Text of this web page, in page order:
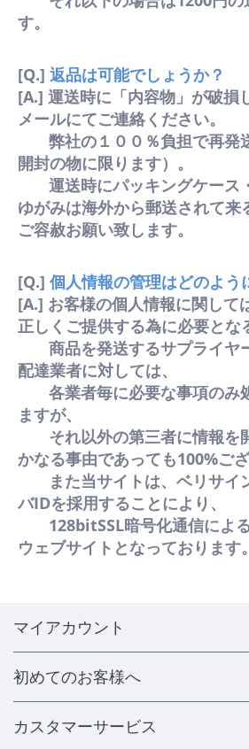
す。
[Q.] 返品は可能でしょうか？
[A.] 運送時に「内容物」が破損
メールにてご連絡ください。
弊社の１００％負担で再発
開封の物に限ります）。
運送時にパッキングケース
ゆがみは海外から郵送されて来
ご容赦お願い致します。
[Q.] 個人情報の管理はどのよう
[A.] お客様の個人情報に関して
正しくご提供する為に必要とな
商品を発送するサプライヤ
配達業者に対しては、
各業者毎に必要な事項のみ
ますが、
それ以外の第三者に情報を
かなる事由であっても100%ござ
また当サイトは、ベリサイ
バIDを採用することにより、
128bitSSL暗号化通信によ
ウェブサイトとなっております。
マイアカウント
初めてのお客様へ
カスタマーサービス